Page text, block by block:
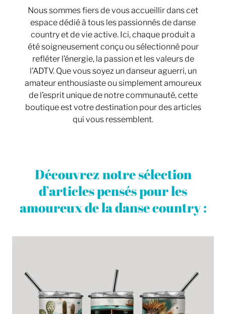
Nous sommes fiers de vous accueillir dans cet
espace dédié à tous les passionnés de danse
country et de vie active. Ici, chaque produit a
été soigneusement conçu ou sélectionné pour
refléter l’énergie, la passion et les valeurs de
l’ADTV. Que vous soyez un danseur aguerri, un
amateur enthousiaste ou simplement amoureux
de l’esprit unique de notre communauté, cette
boutique est votre destination pour des articles
qui vous ressemblent.
Découvrez notre sélection
d’articles pensés pour les
amoureux de la danse country :